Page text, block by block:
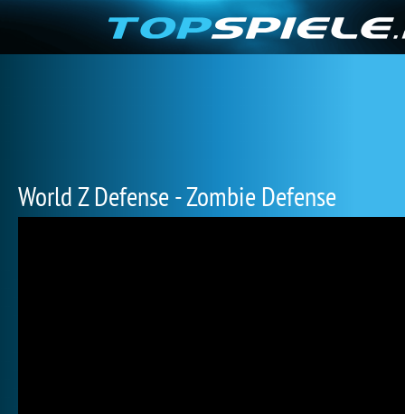
World Z Defense - Zombie Defense